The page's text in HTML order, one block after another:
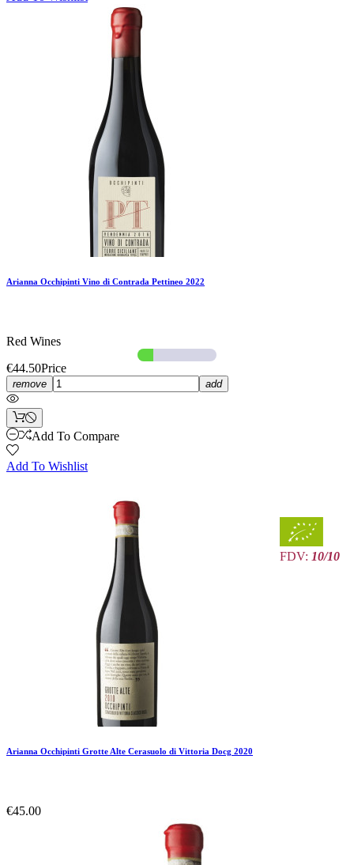
Arianna Occhipinti Vino di Contrada Pettineo 2022
Red Wines
€44.50Price
remove add
Add To Compare
Add To Wishlist
FDV: 10/10
Add To Compare
Add To Wishlist
Arianna Occhipinti Grotte Alte Cerasuolo di Vittoria Docg 2020
€45.00